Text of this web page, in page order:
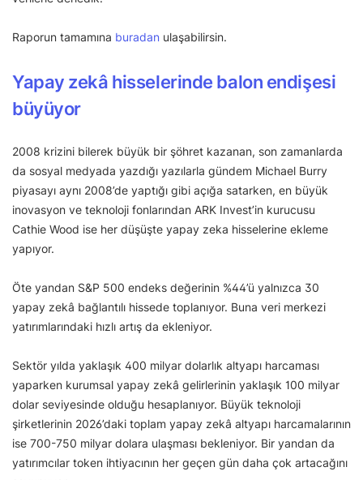
Raporun tamamına buradan ulaşabilirsin.
Yapay zekâ hisselerinde balon endişesi
büyüyor
2008 krizini bilerek büyük bir şöhret kazanan, son zamanlarda
da sosyal medyada yazdığı yazılarla gündem Michael Burry
piyasayı aynı 2008’de yaptığı gibi açığa satarken, en büyük
inovasyon ve teknoloji fonlarından ARK Invest’in kurucusu
Cathie Wood ise her düşüşte yapay zeka hisselerine ekleme
yapıyor.
Öte yandan S&P 500 endeks değerinin %44’ü yalnızca 30
yapay zekâ bağlantılı hissede toplanıyor. Buna veri merkezi
yatırımlarındaki hızlı artış da ekleniyor.
Sektör yılda yaklaşık 400 milyar dolarlık altyapı harcaması
yaparken kurumsal yapay zekâ gelirlerinin yaklaşık 100 milyar
dolar seviyesinde olduğu hesaplanıyor. Büyük teknoloji
şirketlerinin 2026’daki toplam yapay zekâ altyapı harcamalarının
ise 700-750 milyar dolara ulaşması bekleniyor. Bir yandan da
yatırımcılar token ihtiyacının her geçen gün daha çok artacağını